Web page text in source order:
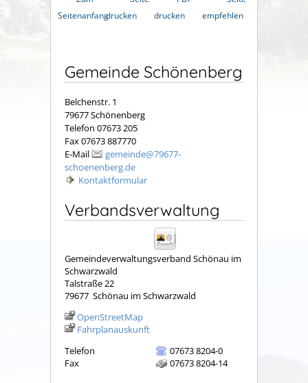
Seitenanfangdrucken
drucken
empfehlen
Gemeinde Schönenberg
Belchenstr. 1
79677 Schönenberg
Telefon 07673 205
Fax 07673 887770
E-Mail
gemeinde@79677-
schoenenberg.de
Kontaktformular
Verbandsverwaltung
Gemeindeverwaltungsverband Schönau im
Schwarzwald
Talstraße 22
79677 Schönau im Schwarzwald
OpenStreetMap
Fahrplanauskunft
Telefon
07673 8204-0
Fax
07673 8204-14